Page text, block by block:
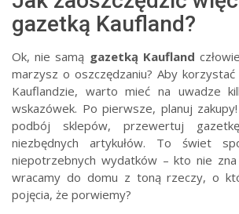
gazetką Kaufland?
Ok, nie samą gazetką Kaufland
marzysz o oszczędzaniu? Aby
Kauflandzie, warto mieć na uwadze
wskazówek. Po pierwsze, planuj
podbój sklepów, przewertuj
niezbędnych artykułów. To świet
niepotrzebnych wydatków – kto nie
wracamy do domu z toną rzeczy, o
pojęcia, że porwiemy?